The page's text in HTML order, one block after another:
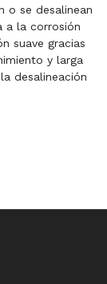
o se desalinean
a la corrosión
suave gracias
y larga
desalineación